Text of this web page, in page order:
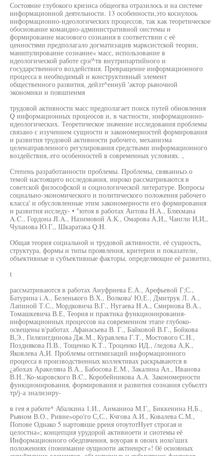
Состояние глубокого кризиса общеогва отразилось и на системе
информационной деятельности. 13 особенности,это коснулооь
информационно-идеологических процессов, так как теоретическое
обоснование командно-административной оистемы и
формирование масоового сознания в соответствии с её
ценностями предполагало догматизацив марксистской теории,
манипулирование сознание« масс, использование в
идеологической работе срэ/^тв внутрипартийного и
государственного воздействия. Превращение информационного
процесса в необходимый и конструктивный элемент
общественного развития, дейзт^еннуй 'актор рыночной
экономики и повшпенмя
трудовой активности масс предполагает поиск путей обновления
Q информационных процеосов и, в частности, информационно-
идеологических. Теоретическое значение исследования проблемы
связано с изучением сущности и закономерностей формирования
и развития трудовой активности рабочего, механизма
целенаправленного регулирования средствами информационного
воздействия,.его особенностей в современных условиях. ,
Степень разработанности проблемы. Проблемы, свяванныэ.о
темой настоящего исследования, иироко рассматриваются в
советской философской и социологической литературе. Вопросы
социально-экономического и политического положения рабочего
класса' и обусловленные этим закономерности его формирования
и развития исследу- • "ютоя в работах Аитова H.A., Бляхмана
A.C., Гордона JI.A., Назимовой А.К., Омарова А,И,, Чангли И,И,,
Чуланова Ю.Г,, Шкаратака Q.H.
Общая теория социальной и трудовой активности, её сущность,
структура, формы и типы проявления, критерии и показатели,
объективные и субъективные факторы, определяющие её развитиз,
t
рассматриваются в работах Ануфриева Е.А., Арефьевой Г;С.,
Батурина i.A., Беленького В.Х., Волкова' Ю,Е., Дмитрук Л. А.,
Лапиной Т.С., Мордковича В,Г., Нугаева H.A., Смирнова В.А.,
Томашкевича В.Е, Теория и практика функционирования-
информационных процессов на современном этапе глубоко-
освещены в'работах .Афанасьева В. Г., Байковой В.Г., Бойкова
В,Э., Гилязитдинова Дж.М., Куравлева Г.Т., Мостового С.Н.,
Позднякова П.В., Тощенко К.Т., Троценко ИД., /ледова А,К.,
Яковлева А,И. Проблемы оптимизаций информационного
процесса в производственных коллективах раскрываются в
¿абохах Аракеляна В.А., Бабосова Е.М., Закалина Ал., Иванова
В.Н.,'Ко-маровского B.C., Коробейникова A.A. Закономерности
функционирования, формирования и развития сознания субьелтз
тр/j-а знализиру-
в гея я работе* Абалкина 1.И., Аиманиоа М.Г,, Биккенина Н,Б.,
Рьяном В.О., Ривне»оро'го С,С., Кчгова А.И., Ковалева С.М.,
Попове Однако 5 нартояише рреия отоутотНует строгая и
целостна«; концепция урудорой активноети и сиотемы её
Информационного обедпвчення, воуорая в овоих иохо'ших
положениях (понимание оущнооти актиенрсг«! 0ё основных